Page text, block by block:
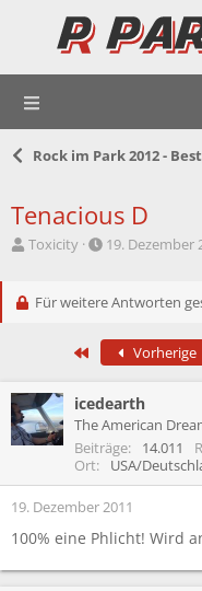
Rock im Park 2012 -
Tenacious D
E
t
r
Toxicity
E
t
l
l
a
m
19. Dezember
Für weitere Antworten
Erste Vorherige
icedearth
The American
Beiträge
14.011
Ort
USA/
19. Dezember 2011
100% eine Phlicht! Wird